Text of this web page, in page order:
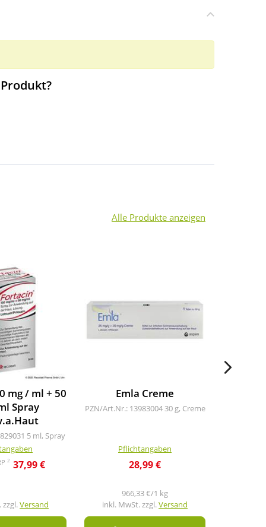
Alle Produkte anzeigen
mg / ml + 50
Spray
5 ml, Spray
2 37,99 €
zzgl.Versand
Emla Creme
PZN/Art.Nr.: 13983004 30 g, Creme
Pflichtangaben
28,99 €
966,33 €/1 kg
inkl. MwSt. zzgl.Versand